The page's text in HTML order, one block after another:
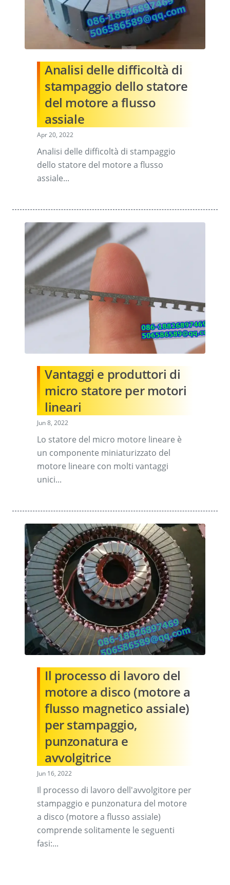
Analisi delle difficoltà di
stampaggio dello statore
del motore a flusso
assiale
Apr 20, 2022
Analisi delle difficoltà di stampaggio
dello statore del motore a flusso
assiale...
Vantaggi e produttori di
micro statore per motori
lineari
Jun 8, 2022
Lo statore del micro motore lineare è
un componente miniaturizzato del
motore lineare con molti vantaggi
unici...
Il processo di lavoro del
motore a disco (motore a
flusso magnetico assiale)
per stampaggio,
punzonatura e
avvolgitrice
Jun 16, 2022
Il processo di lavoro dell'avvolgitore per
stampaggio e punzonatura del motore
a disco (motore a flusso assiale)
comprende solitamente le seguenti
fasi:...